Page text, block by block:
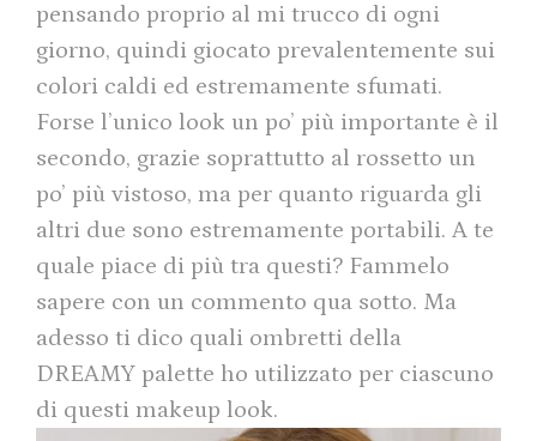
pensando proprio al mi trucco di ogni
giorno, quindi giocato prevalentemente sui
colori caldi ed estremamente sfumati.
Forse l’unico look un po’ più importante è il
secondo, grazie soprattutto al rossetto un
po’ più vistoso, ma per quanto riguarda gli
altri due sono estremamente portabili. A te
quale piace di più tra questi? Fammelo
sapere con un commento qua sotto. Ma
adesso ti dico quali ombretti della
DREAMY palette ho utilizzato per ciascuno
di questi makeup look.